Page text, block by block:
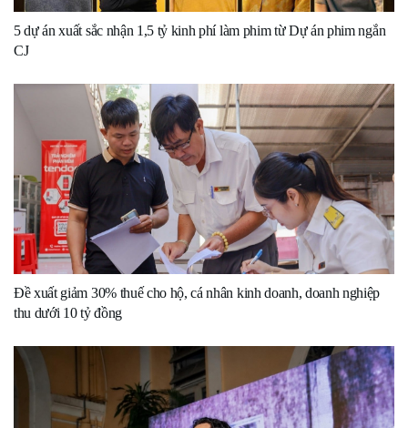
5 dự án xuất sắc nhận 1,5 tỷ kinh phí làm phim từ Dự án phim ngắn
CJ
Đề xuất giảm 30% thuế cho hộ, cá nhân kinh doanh, doanh nghiệp
thu dưới 10 tỷ đồng